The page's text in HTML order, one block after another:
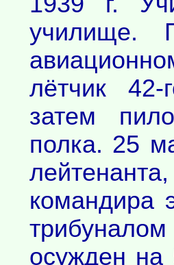
училище.
лётчик 42-
затем
полка. 25
командира
осужден на